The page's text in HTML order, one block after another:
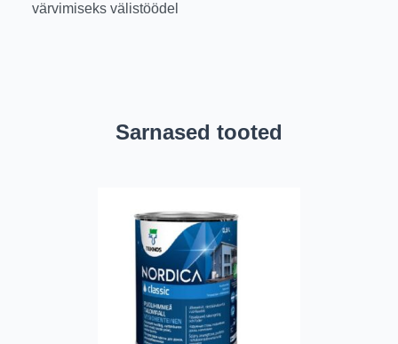
värvimiseks välistöödel
Sarnased tooted